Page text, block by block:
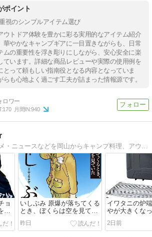
ポイント
視のシンプルアイテム選び
ウトドア体験を豊かに彩る実用的なアイテム紹介
華やかなキャンプギアに一目置きながらも、日常
ムの重要性を浮き彫りにしながら、安心安全に楽
ています。詳細な商品レビューや実際の使用例を
とって頼もしい指南役となる内容となっていま
も心地よく過ごす工夫が詰まった情報源です。
170 月間IN:940
キャンプ・グルメ・ニュースなどを岡山からキャンプ料理、アウトドア用品の評価・メンテも掲載中！
ョ
乗
いしぶみ 原爆が落ちてくる
とき、ぼくらは空を見てい
た
昨日
イワタニの炉
やが大きくな
妄想通販 カセ
イドBBQグリ
2日前